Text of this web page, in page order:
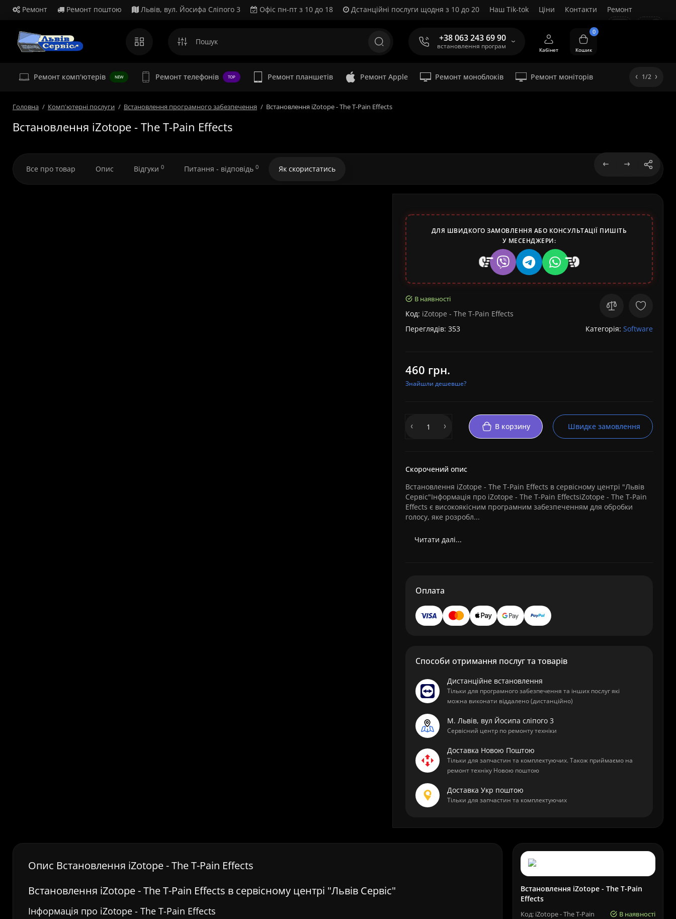
Ремонт Ремонт поштою Львів, вул. Йосифа Сліпого 3 Офіс пн-пт з 10 до 18 Дстанційні послуги щодня з 10 до 20 Наш Tik-tok Ціни Контакти Ремонт
+38 063 243 69 90
встановлення програм Кабінет
0
Кошик
Ремонт комп'ютерів NEW Ремонт телефонів TOP Ремонт планшетів Ремонт Apple Ремонт моноблоків Ремонт моніторів 1/2
Головна Комп'ютерні послуги Встановлення програмного забезпечення Встановлення iZotope - The T-Pain Effects
Встановлення iZotope - The T-Pain Effects
Все про товар Опис Відгуки 0 Питання - відповідь 0 Як скористатись
ДЛЯ ШВИДКОГО ЗАМОВЛЕННЯ АБО КОНСУЛЬТАЦІЇ ПИШІТЬ
У МЕСЕНДЖЕРИ:
В наявності
Код: iZotope - The T-Pain Effects
Переглядів: 353
Категорія: Software
460 грн.
Знайшли дешевше?
В корзину Швидке замовлення
Скорочений опис
Встановлення iZotope - The T-Pain Effects в сервісному центрі "Львів
Сервіс"Інформація про iZotope - The T-Pain EffectsiZotope - The T-Pain
Effects є високоякісним програмним забезпеченням для обробки
голосу, яке розробл...
Читати далі...
Оплата
Способи отримання послуг та товарів
Дистанційне встановлення
Тільки для програмного забезпечення та інших послуг які
можна виконати віддалено (дистанційно)
М. Львів, вул Йосипа сліпого 3
Сервісний центр по ремонту техніки
Доставка Новою Поштою
Тільки для запчастин та комплектуючих. Також приймаємо на
ремонт техніку Новою поштою
Доставка Укр поштою
Тільки для запчастин та комплектуючих
Опис Встановлення iZotope - The T-Pain Effects
Встановлення iZotope - The T-Pain Effects в сервісному центрі "Львів Сервіс"
Інформація про iZotope - The T-Pain Effects
Встановлення iZotope - The T-Pain
Effects
Код: iZotope - The T-Pain
В наявності